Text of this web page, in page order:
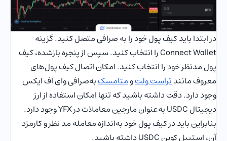
در ابتدا باید کیف پول خود را به صرافی متصل کنید. گزینه
Connect Wallet را انتخاب کنید. سپس از پنجره بازشده، کیف
پول مدنظر خود را انتخاب کنید. امکان اتصال کیف پول‌های
معروف مانندتراست ولتومتامسکبه‌صرافی وای اف ایکس
وجود دارد. دقت داشته باشید که تنها امکان استفاده از ارز
دیجیتال USDC به‌عنوان مارجین معاملات در YFX وجود دارد.
بنابراین باید در کیف پول خود به‌اندازه معامله مد نظر و کارمزد
آن، استیبل کوین USDC داشته باشید.